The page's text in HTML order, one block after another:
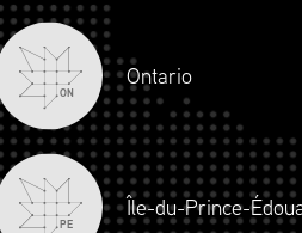
ON
Ontario
PE
Île-du-Prince-